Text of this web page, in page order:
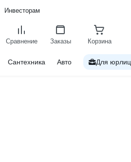
Инвесторам
Сравнение Заказы Корзина
Сантехника Авто Для юрлиц